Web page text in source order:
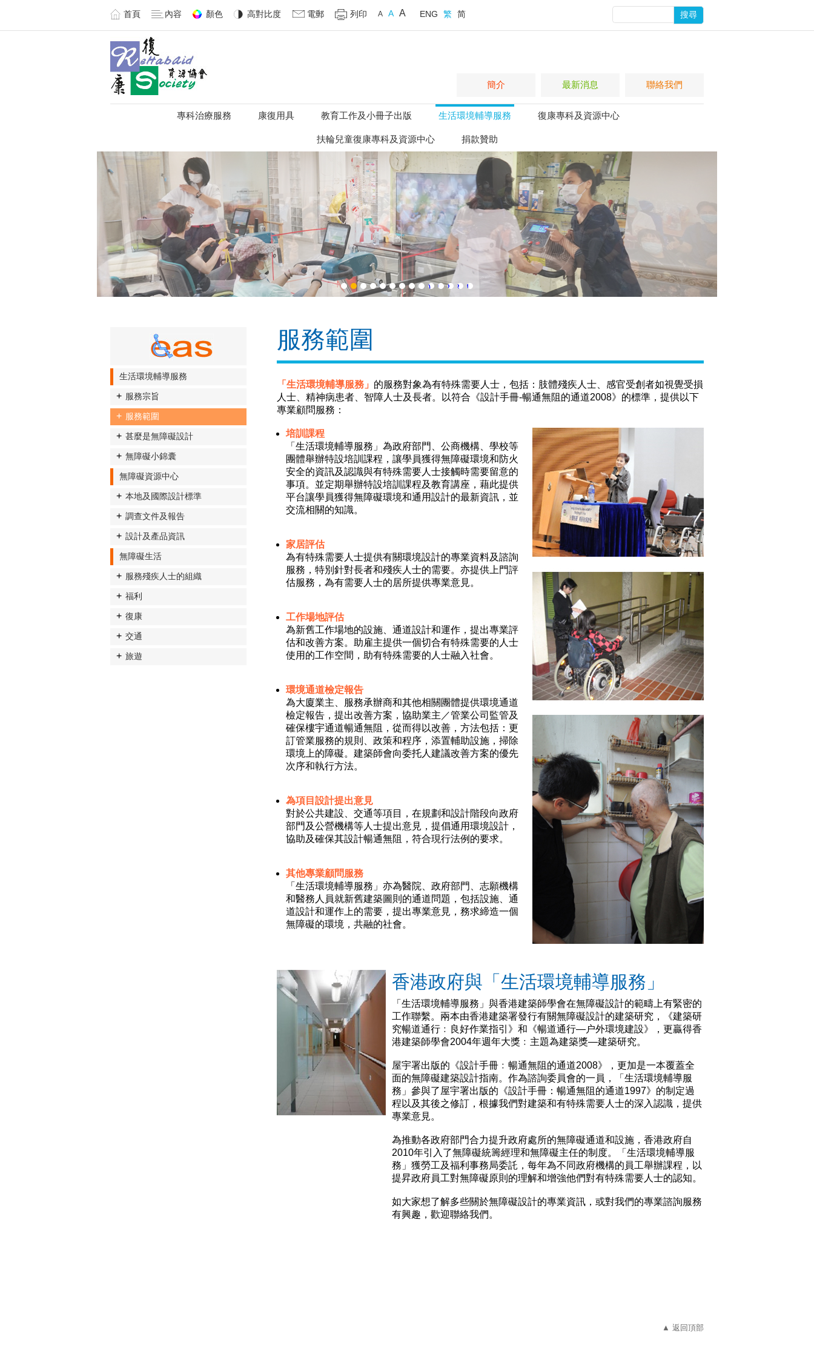
首頁 內容 顏色 高對比度 電郵 列印 A A A ENG 繁 简 搜尋
簡介 最新消息 聯絡我們
專科治療服務 康復用具 教育工作及小冊子出版 生活環境輔導服務 復康專科及資源中心
扶輪兒童復康專科及資源中心 捐款贊助
1 2 3 4 5 6 7 8 91011121314
生活環境輔導服務
服務宗旨
服務範圍
甚麼是無障礙設計
無障礙小錦囊
無障礙資源中心
本地及國際設計標準
調查文件及報告
設計及產品資訊
無障礙生活
服務殘疾人士的組織
福利
復康
交通
旅遊
服務範圍
「生活環境輔導服務」 的服務對象為有特殊需要人士，包括：肢體殘疾人士、感官受創者如視覺受損
人士、精神病患者、智障人士及長者。以符合《設計手冊-暢通無阻的通道2008》的標準，提供以下
專業顧問服務：
培訓課程
「生活環境輔導服務」為政府部門、公商機構、學校等
團體舉辦特設培訓課程，讓學員獲得無障礙環境和防火
安全的資訊及認識與有特殊需要人士接觸時需要留意的
事項。並定期舉辦特設培訓課程及教育講座，藉此提供
平台讓學員獲得無障礙環境和通用設計的最新資訊，並
交流相關的知識。
家居評估
為有特殊需要人士提供有關環境設計的專業資料及諮詢
服務，特別針對長者和殘疾人士的需要。亦提供上門評
估服務，為有需要人士的居所提供專業意見。
工作場地評估
為新舊工作場地的設施、通道設計和運作，提出專業評
估和改善方案。助雇主提供一個切合有特殊需要的人士
使用的工作空間，助有特殊需要的人士融入社會。
環境通道檢定報告
為大廈業主、服務承辦商和其他相關團體提供環境通道
檢定報告，提出改善方案，協助業主／管業公司監管及
確保樓宇通道暢通無阻，從而得以改善，方法包括：更
訂管業服務的規則、政策和程序，添置輔助設施，掃除
環境上的障礙。建築師會向委托人建議改善方案的優先
次序和執行方法。
為項目設計提出意見
對於公共建設、交通等項目，在規劃和設計階段向政府
部門及公營機構等人士提出意見，提倡通用環境設計，
協助及確保其設計暢通無阻，符合現行法例的要求。
其他專業顧問服務
「生活環境輔導服務」亦為醫院、政府部門、志願機構
和醫務人員就新舊建築圖則的通道問題，包括設施、通
道設計和運作上的需要，提出專業意見，務求締造一個
無障礙的環境，共融的社會。
香港政府與「生活環境輔導服務」
「生活環境輔導服務」與香港建築師學會在無障礙設計的範疇上有緊密的
工作聯繫。兩本由香港建築署發行有關無障礙設計的建築研究，《建築研
究暢道通行﹕良好作業指引》和《暢道通行—户外環境建設》，更贏得香
港建築師學會2004年週年大獎﹕主題為建築獎—建築研究。
屋宇署出版的《設計手冊﹕暢通無阻的通道2008》，更加是一本覆蓋全
面的無障礙建築設計指南。作為諮詢委員會的一員，「生活環境輔導服
務」參與了屋宇署出版的《設計手冊：暢通無阻的通道1997》的制定過
程以及其後之修訂，根據我們對建築和有特殊需要人士的深入認識，提供
專業意見。
為推動各政府部門合力提升政府處所的無障礙通道和設施，香港政府自
2010年引入了無障礙統籌經理和無障礙主任的制度。「生活環境輔導服
務」獲勞工及福利事務局委託，每年為不同政府機構的員工舉辦課程，以
提昇政府員工對無障礙原則的理解和增強他們對有特殊需要人士的認知。
如大家想了解多些關於無障礙設計的專業資訊，或對我們的專業諮詢服務
有興趣，歡迎聯絡我們。
▲ 返回頂部